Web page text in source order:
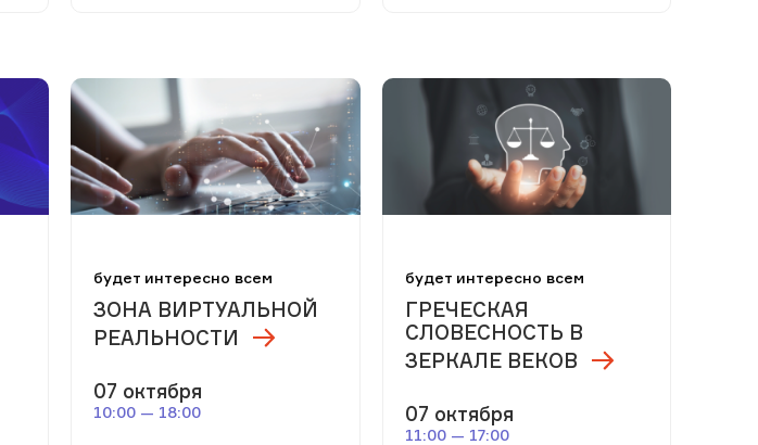
будет интересно всем
ЗОНА ВИРТУАЛЬНОЙ
РЕАЛЬНОСТИ
07 октября
10:00 — 18:00
будет интересно всем
ГРЕЧЕСКАЯ
СЛОВЕСНОСТЬ В
ЗЕРКАЛЕ ВЕКОВ
07 октября
11:00 — 17:00